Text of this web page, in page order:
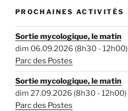
PROCHAINES ACTIVITÉS
Sortie mycologique, le matin
dim 06.09.2026 (8h30 - 12h00)
Parc des Postes
Sortie mycologique, le matin
dim 27.09.2026 (8h30 - 12h00)
Parc des Postes